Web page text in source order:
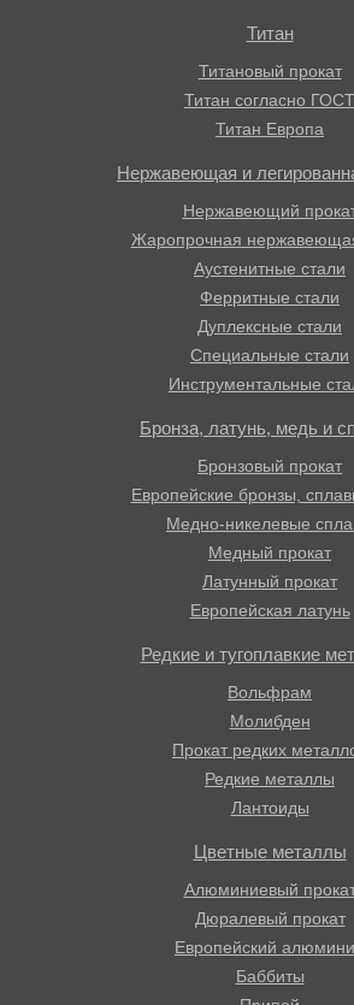
Титан
Титановый прокат
Титан согласно ГОСТ
Титан Европа
Нержавеющая и
Нержавеющий
Жаропрочная
Аустенитные стали
Ферритные стали
Дуплексные стали
Специальные стали
Инструментальные
Бронза, латунь, медь и
Бронзовый прокат
Европейские бронзы,
Медно-никелевые
Медный прокат
Латунный прокат
Европейская латунь
Редкие и тугоплавкие
Вольфрам
Молибден
Прокат редких
Редкие металлы
Лантоиды
Цветные металлы
Алюминиевый
Дюралевый прокат
Европейский
Баббиты